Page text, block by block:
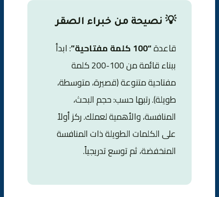
💡 نصيحة من خبراء الصقر
قاعدة“100 كلمة مفتاحية”
: ابدأ
ببناء قائمة من 100-200 كلمة
مفتاحية متنوعة (قصيرة، متوسطة،
طويلة). رتبها حسب: حجم البحث،
المنافسة، والأهمية لعملك. ركز أولاً
على الكلمات الطويلة ذات المنافسة
المنخفضة، ثم توسع تدريجياً.